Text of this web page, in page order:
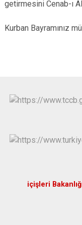
getirmesini Cenab-ı
Kurban Bayramınız
içişleri